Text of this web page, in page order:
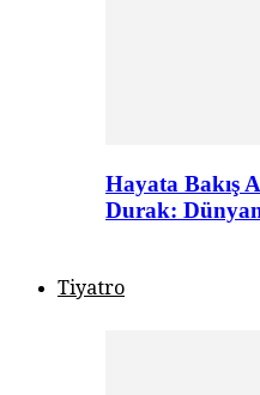
Hayata Bakış
Durak:
Tiyatro